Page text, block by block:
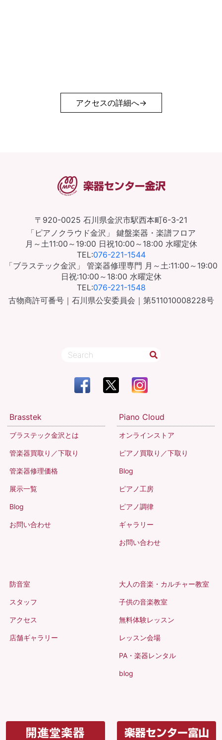
アクセスの詳細へ
〒920-0025 石川県金沢市駅西本町6-3-21
「ピアノクラウド金沢」
鍵盤楽器・楽譜フロア
月～土11:00～19:00 日祝10:00～18:00 水曜定休
TEL:076-221-1544
「ブラステック金沢」
管楽器修理専門 月～土:11:00～19:00
日祝:10:00～18:00 水曜定休
TEL:076-221-1548
古物商許可番号｜石川県公安委員会｜第511010008228号
Brasstek
ブラステック金沢とは
管楽器買取り／下取り
管楽器修理価格
展示一覧
Blog
お問い合わせ
Piano Cloud
オンラインストア
ピアノ買取り／下取り
Blog
ピアノ工房
ピアノ調律
ギャラリー
お問い合わせ
防音室
スタッフ
アクセス
店舗ギャラリー
大人の音楽・カルチャー教室
子供の音楽教室
無料体験レッスン
レッスン会場
PA・楽器レンタル
blog